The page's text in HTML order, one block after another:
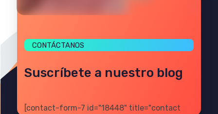
CONTÁCTANOS
Suscríbete a nuestro blog
[contact-form-7 id="18448" title="contact